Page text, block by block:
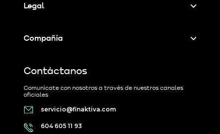
Legal
Compañía
Contáctanos
Comunícate con nosotros a través de nuestros canales
oficiales
servicio@finaktiva.com
604 605 11 93